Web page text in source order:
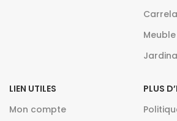
LIEN UTILES
Mon compte
PLUS